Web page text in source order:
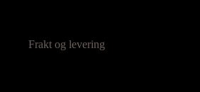
Frakt og levering